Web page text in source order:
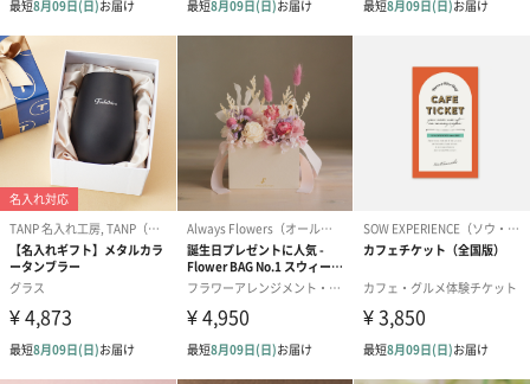
（660円）
スイーツ
スイーツを同梱してお届けいたします。ギフトへの＋αにおすすめ
です。